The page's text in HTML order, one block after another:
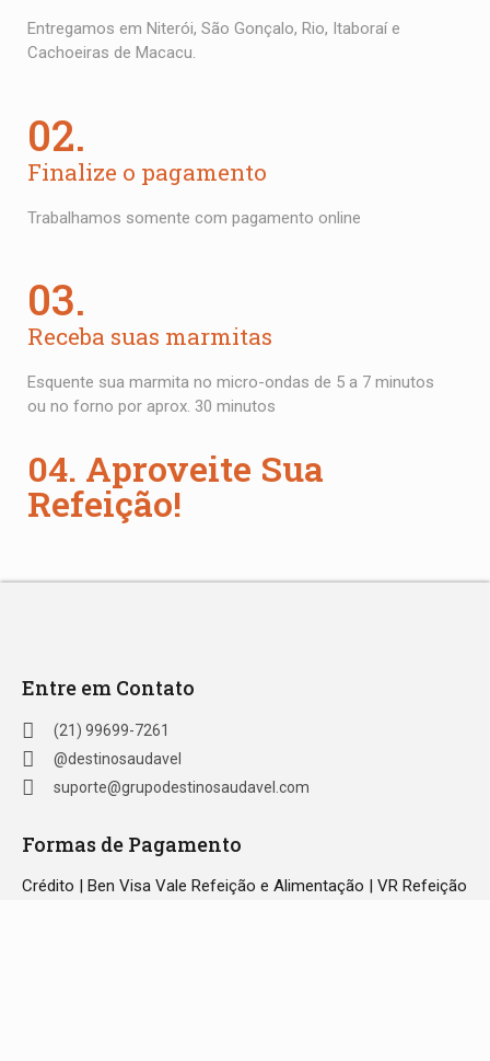
Entregamos em Niterói, São Gonçalo, Rio, Itaboraí e
Cachoeiras de Macacu.
02.
Finalize o pagamento
Trabalhamos somente com pagamento online
03.
Receba suas marmitas
Esquente sua marmita no micro-ondas de 5 a 7 minutos
ou no forno por aprox. 30 minutos
04. Aproveite Sua
Refeição!
Entre em Contato
(21) 99699-7261
@destinosaudavel
suporte@grupodestinosaudavel.com
Formas de Pagamento
Crédito | Ben Visa Vale Refeição e Alimentação | VR Refeição